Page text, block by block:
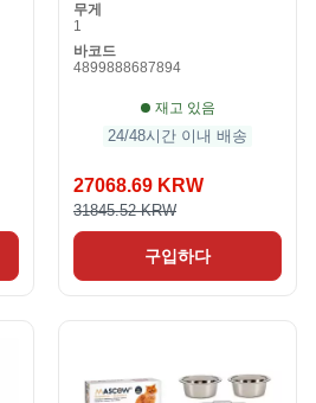
무게
1
바코드
4899888687894
재고 있음
24/48시간 이내 배송
27068.69 KRW
31845.52 KRW
구입하다